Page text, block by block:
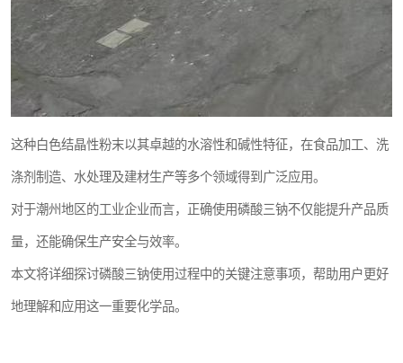
这种白色结晶性粉末以其卓越的水溶性和碱性特征，在食品加工、洗
涤剂制造、水处理及建材生产等多个领域得到广泛应用。
对于潮州地区的工业企业而言，正确使用磷酸三钠不仅能提升产品质
量，还能确保生产安全与效率。
本文将详细探讨磷酸三钠使用过程中的关键注意事项，帮助用户更好
地理解和应用这一重要化学品。